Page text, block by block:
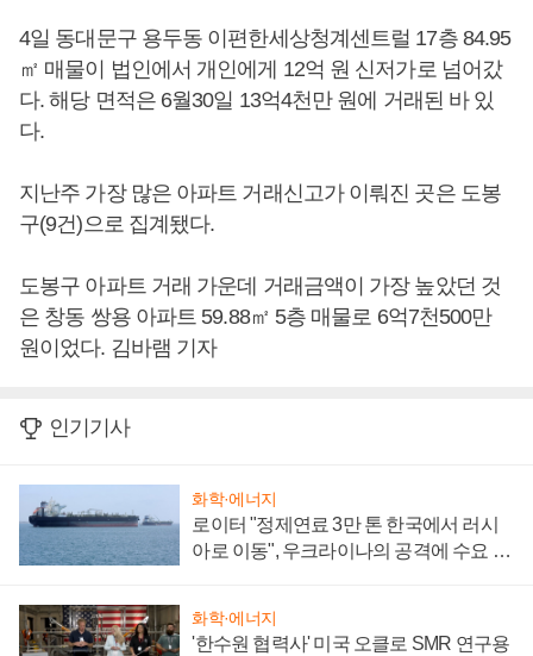
4일 동대문구 용두동 이편한세상청계센트럴 17층 84.95
㎡ 매물이 법인에서 개인에게 12억 원 신저가로 넘어갔
다. 해당 면적은 6월30일 13억4천만 원에 거래된 바 있
다.
지난주 가장 많은 아파트 거래신고가 이뤄진 곳은 도봉
구(9건)으로 집계됐다.
도봉구 아파트 거래 가운데 거래금액이 가장 높았던 것
은 창동 쌍용 아파트 59.88㎡ 5층 매물로 6억7천500만
원이었다. 김바램 기자
인기기사
화학·에너지
로이터 "정제연료 3만 톤 한국에서 러시
아로 이동", 우크라이나의 공격에 수요 늘
화학·에너지
'한수원 협력사' 미국 오클로 SMR 연구용